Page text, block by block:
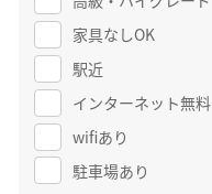
家具なしOK
駅近
インターネット無料
wifiあり
駐車場あり